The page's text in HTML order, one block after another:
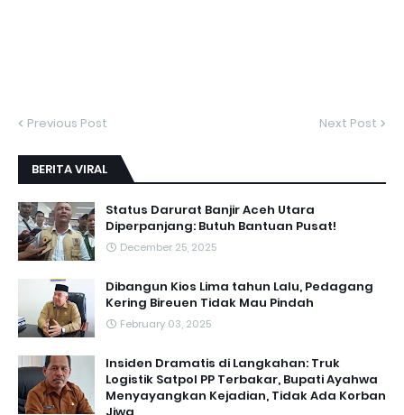
Previous Post Next Post
BERITA VIRAL
Status Darurat Banjir Aceh Utara
Diperpanjang: Butuh Bantuan Pusat!
December 25, 2025
Dibangun Kios Lima tahun Lalu, Pedagang
Kering Bireuen Tidak Mau Pindah
February 03, 2025
Insiden Dramatis di Langkahan: Truk
Logistik Satpol PP Terbakar, Bupati Ayahwa
Menyayangkan Kejadian, Tidak Ada Korban